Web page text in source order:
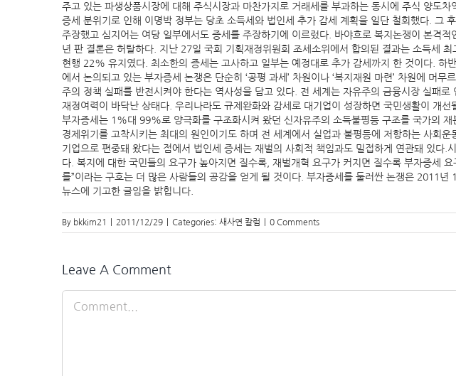
주고 있는 파생상품시장에 대해 주식시장과 마찬가지로 거래세를 부과하는 동시에 주식 양도
증세 분위기로 인해 이명박 정부는 당초 소득세와 법인세 추가 감세 계획을 일단 철회했다. 그
주장했고 심지어는 여당 일부에서도 증세를 주장하기에 이르렀다. 바야흐로 복지논쟁이 본격
년 판 결론은 허탈하다. 지난 27일 국회 기획재정위원회 조세소위에서 합의된 결과는 소득세
현행 22% 유지였다. 최소한의 증세는 고사하고 일부는 예정대로 추가 감세까지 한 것이다. 하
에서 논의되고 있는 부자증세 논쟁은 단순히 ‘공평 과세’ 차원이나 ‘복지재원 마련’ 차원에 머
주의 정책 실패를 반전시켜야 한다는 역사성을 담고 있다. 전 세계는 자유주의 금융시장 실패
재정여력이 바닥난 상태다. 우리나라도 규제완화와 감세로 대기업이 성장하면 국민생활이 개
부자증세는 1%대 99%로 양극화를 구조화시켜 왔던 신자유주의 소득불평등 구조를 국가의
경제위기를 고착시키는 최대의 원인이기도 하며 전 세계에서 실업과 불평등에 저항하는 사회
기업으로 편중돼 왔다는 점에서 법인세 증세는 재벌의 사회적 책임과도 밀접하게 연관돼 있다.
다. 복지에 대한 국민들의 요구가 높아지면 질수록, 재벌개혁 요구가 커지면 질수록 부자증세
를”이라는 구호는 더 많은 사람들의 공감을 얻게 될 것이다. 부자증세를 둘러싼 논쟁은 2011
뉴스에 기고한 글임을 밝힙니다.
By bkkim21 2011/12/29 Categories: 새사연 칼럼 0 Comments
Leave A Comment